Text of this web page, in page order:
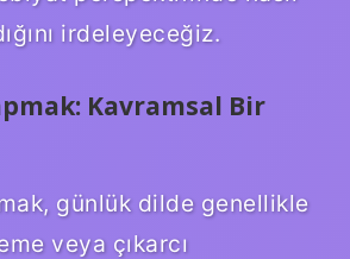
irdeleyeceğiz.
Kavramsal Bir
günlük dilde genellikle
veya çıkarcı